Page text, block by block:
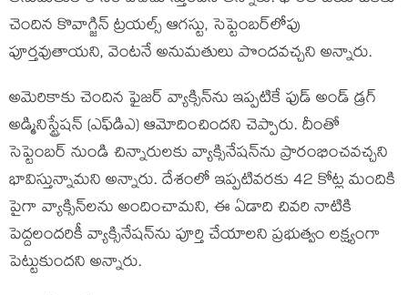
చెందిన కొవాగ్జిన్‌ ట్రయల్స్‌ ఆగస్టు, సెప్టెంబర్‌లోపు
పూర్తవుతాయని, వెంటనే అనుమతులు పొందవచ్చని అన్నారు.
అమెరికాకు చెందిన ఫైజర్‌ వ్యాక్సిన్‌ను ఇప్పటికే ఫుడ్‌ అండ్‌ డ్రగ్‌
అడ్మినిస్ట్రేషన్‌ (ఎఫ్‌డిఎ) ఆమోదించిందని చెప్పారు. దీంతో
సెప్టెంబర్‌ నుండి చిన్నారులకు వ్యాక్సినేషన్‌ను ప్రారంభించవచ్చని
భావిస్తున్నామని అన్నారు. దేశంలో ఇప్పటివరకు 42 కోట్ల మందికి
పైగా వ్యాక్సిన్‌లను అందించామని, ఈ ఏడాది చివరి నాటికి
పెద్దలందరికీ వ్యాక్సినేషన్‌ను పూర్తి చేయాలని ప్రభుత్వం లక్ష్యంగా
పెట్టుకుందని అన్నారు.